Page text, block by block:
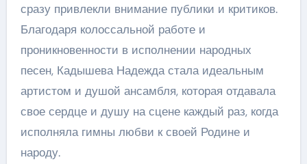
сразу привлекли внимание публики и критиков.
Благодаря колоссальной работе и
проникновенности в исполнении народных
песен, Кадышева Надежда стала идеальным
артистом и душой ансамбля, которая отдавала
свое сердце и душу на сцене каждый раз, когда
исполняла гимны любви к своей Родине и
народу.